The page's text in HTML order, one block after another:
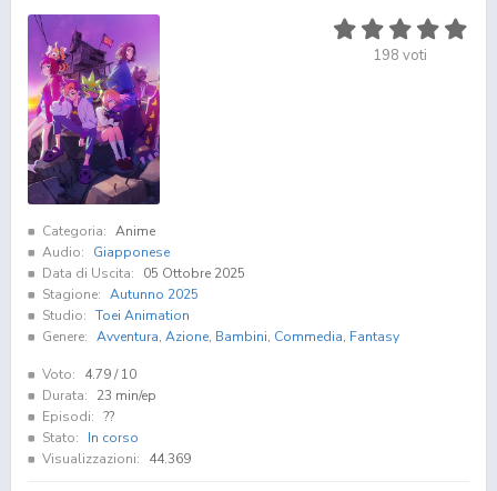
198 voti
Categoria: Anime
Audio:
Giapponese
Data di Uscita:
05 Ottobre 2025
Stagione: Autunno 2025
Studio: Toei Animation
Genere: Avventura, Azione, Bambini, Commedia, Fantasy
Voto: 4.79/ 10
Durata:
23 min/ep
Episodi: ??
Stato:
In corso
Visualizzazioni:
44.369